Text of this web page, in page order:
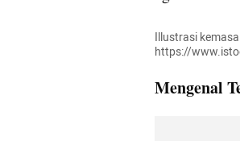
Illustrasi
https://
Mengenal